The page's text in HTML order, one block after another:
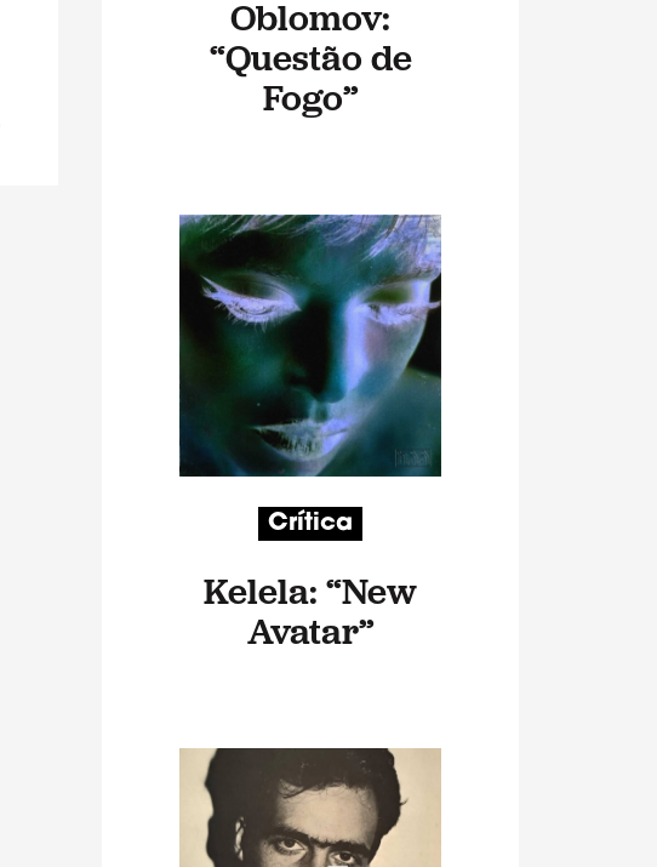
Oblomov:
“Questão de
Fogo”
Crítica
Kelela: “New
Avatar”